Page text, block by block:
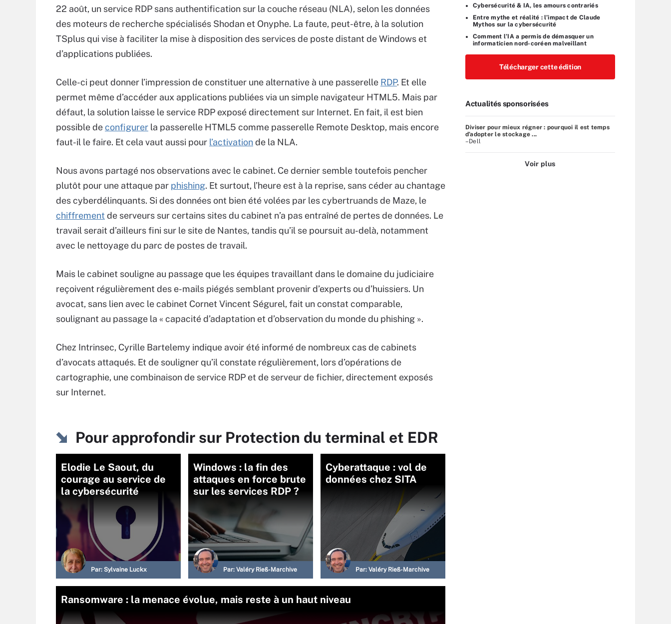
22 août, un service RDP sans authentification sur la couche réseau (NLA), selon les données
des moteurs de recherche spécialisés Shodan et Onyphe. La faute, peut-être, à la solution
TSplus qui vise à faciliter la mise à disposition des services de poste distant de Windows et
d’applications publiées.
Celle-ci peut donner l’impression de constituer une alternative à une passerelle RDP. Et elle
permet même d’accéder aux applications publiées via un simple navigateur HTML5. Mais par
défaut, la solution laisse le service RDP exposé directement sur Internet. En fait, il est bien
possible deconfigurer la passerelle HTML5 comme passerelle Remote Desktop, mais encore
faut-il le faire. Et cela vaut aussi pour l’activationde la NLA.
Nous avons partagé nos observations avec le cabinet. Ce dernier semble toutefois pencher
plutôt pour une attaque par phishing. Et surtout, l’heure est à la reprise, sans céder au chantage
des cyberdélinquants. Si des données ont bien été volées par les cybertruands de Maze, le
chiffrement de serveurs sur certains sites du cabinet n’a pas entraîné de pertes de données. Le
travail serait d’ailleurs fini sur le site de Nantes, tandis qu’il se poursuit au-delà, notamment
avec le nettoyage du parc de postes de travail.
Mais le cabinet souligne au passage que les équipes travaillant dans le domaine du judiciaire
reçoivent régulièrement des e-mails piégés semblant provenir d’experts ou d’huissiers. Un
avocat, sans lien avec le cabinet Cornet Vincent Ségurel, fait un constat comparable,
soulignant au passage la « capacité d’adaptation et d’observation du monde du phishing ».
Chez Intrinsec, Cyrille Bartelemy indique avoir été informé de nombreux cas de cabinets
d’avocats attaqués. Et de souligner qu’il constate régulièrement, lors d’opérations de
cartographie, une combinaisonde service RDP et de serveur de fichier, directement exposés
sur Internet.
Pour approfondir sur Protection du terminal et EDR
Elodie Le Saout, du
courage au service de
la cybersécurité
Par: Sylvaine Luckx
Windows : la fin des
attaques en force brute
sur les services RDP ?
Par: Valéry Rieß-Marchive
Cyberattaque : vol de
données chez SITA
Par: Valéry Rieß-Marchive
Ransomware : la menace évolue, mais reste à un haut niveau
Cybersécurité & IA, les amours contrariés
Entre mythe et réalité : l’impact de Claude
Mythos sur la cybersécurité
Comment l’IA a permis de démasquer un
informaticien nord-coréen malveillant
Télécharger cette édition
Actualités sponsorisées
Diviser pour mieux régner : pourquoi il est temps
d’adopter le stockage ...
–Dell
Voir plus